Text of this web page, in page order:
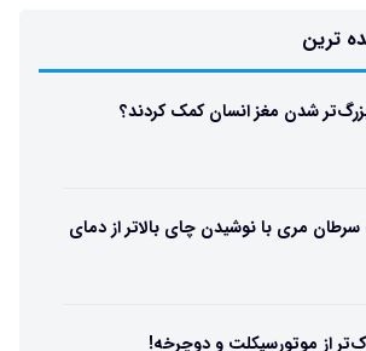
ترین
شدن مغز انسان کمک کردند؟
سرطان مری با نوشیدن چای بالاتر از دمای
از موتورسیکلت و دوچرخه!